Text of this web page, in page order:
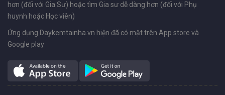
hơn (đối với Gia Sư) hoặc tìm Gia sư dễ dàng hơn (đối với Phụ
huynh hoặc Học viên)
Ứng dụng Daykemtainha.vn hiện đã có mặt trên App store và
Google play